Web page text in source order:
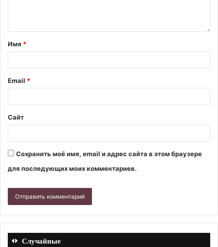
Имя *
Email *
Сайт
Сохранить моё имя, email и адрес сайта в этом браузере
для последующих моих комментариев.
Случайные